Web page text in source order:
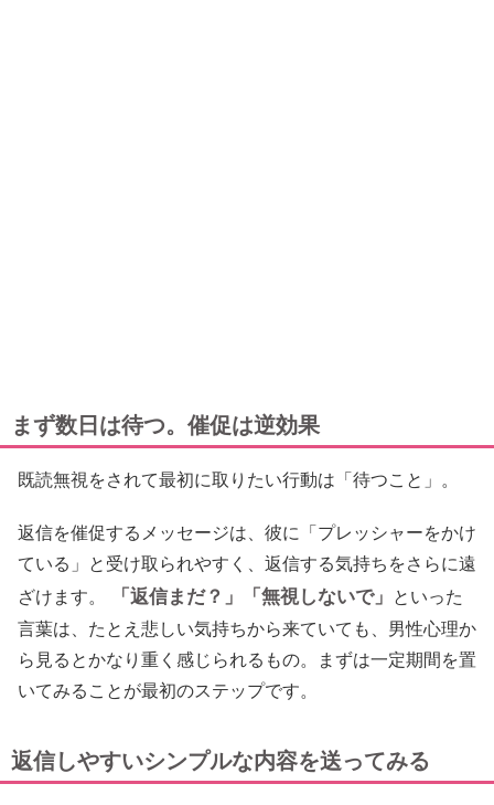
まず数日は待つ。催促は逆効果
既読無視をされて最初に取りたい行動は「待つこと」。
返信を催促するメッセージは、彼に「プレッシャーをかけ
ている」と受け取られやすく、返信する気持ちをさらに遠
ざけます。
「返信まだ？」「無視しないで」
といった
言葉は、たとえ悲しい気持ちから来ていても、男性心理か
ら見るとかなり重く感じられるもの。まずは一定期間を置
いてみることが最初のステップです。
返信しやすいシンプルな内容を送ってみる